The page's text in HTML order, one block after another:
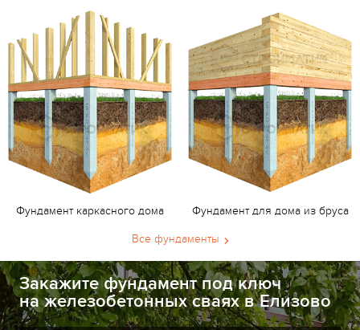
Фундамент каркасного дома Фундамент для дома из бруса
Все фундаменты
Закажите фундамент под ключ
на железобетонных сваях в Елизово